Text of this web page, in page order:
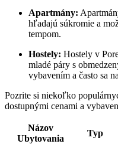
Apartmány:
hľadajú súkromie a
tempom.
Hostely: Hostely v
mladé páry s
vybavením a často sa
Pozrite si niekoľko
dostupnými cenami a
Názov
Ubytovania
Typ